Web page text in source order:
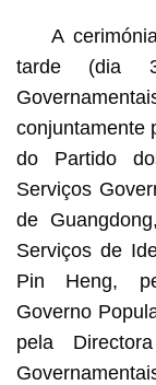
A
tarde (dia
conjuntamente
do Partido
Serviços
de
Serviços de
Pin Heng,
Governo
pela